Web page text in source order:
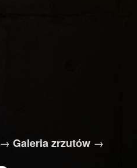
→Galeria zrzutów →